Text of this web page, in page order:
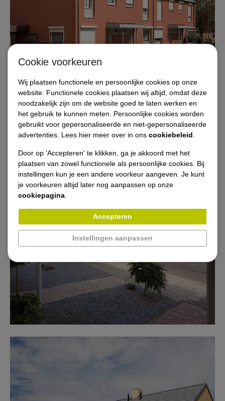
Cookie voorkeuren
Wij plaatsen functionele en persoonlijke cookies op onze
website. Functionele cookies plaatsen wij altijd, omdat deze
noodzakelijk zijn om de website goed te laten werken en
het gebruik te kunnen meten. Persoonlijke cookies worden
gebruikt voor gepersonaliseerde en niet-gepersonaliseerde
advertenties. Lees hier meer over in ons cookiebeleid
Door op 'Accepteren' te klikken, ga je akkoord met het
plaatsen van zowel functionele als persoonlijke cookies. Bij
instellingen kun je een andere voorkeur aangeven. Je kunt
je voorkeuren altijd later nog aanpassen op onze
cookiepagina
Accepteren
Instellingen aanpassen
Diensten
Referenties / projecten
Opdrachtgevers
Vacatures
Nieuws
Contact